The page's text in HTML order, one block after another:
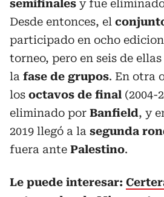
semifinales y fue
Desde entonces, el
participado en ocho
torneo, pero en seis de
la fase de grupos. En otra
los octavos de final (2004-
eliminado por Banfield, y
2019 llegó a la segunda
fuera ante Palestino.
Le puede interesar: